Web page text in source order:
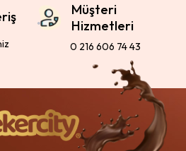
Müşteri
Hizmetleri
0 216 606 74 43